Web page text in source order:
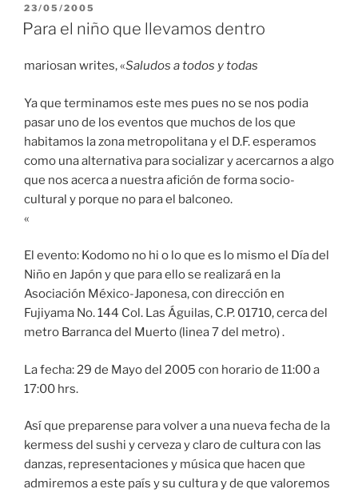
PUBLICADO
EL
23/05/2005
Para el niño que llevamos dentro
mariosan writes, «Saludos a todos y todas
Ya que terminamos este mes pues no se nos podia
pasar uno de los eventos que muchos de los que
habitamos la zona metropolitana y el D.F. esperamos
como una alternativa para socializar y acercarnos a algo
que nos acerca a nuestra afición de forma socio-
cultural y porque no para el balconeo.
«
El evento: Kodomo no hi o lo que es lo mismo el Día del
Niño en Japón y que para ello se realizará en la
Asociación México-Japonesa, con dirección en
Fujiyama No. 144 Col. Las Águilas, C.P. 01710, cerca del
metro Barranca del Muerto (linea 7 del metro) .
La fecha: 29 de Mayo del 2005 con horario de 11:00 a
17:00 hrs.
Así que preparense para volver a una nueva fecha de la
kermess del sushi y cerveza y claro de cultura con las
danzas, representaciones y música que hacen que
admiremos a este país y su cultura y de que valoremos